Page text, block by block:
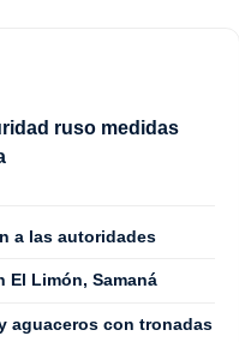
ruso medidas
a las autoridades
Limón, Samaná
aguaceros con tronadas